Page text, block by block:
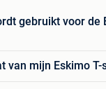
gebruikt voor de
van mijn Eskimo